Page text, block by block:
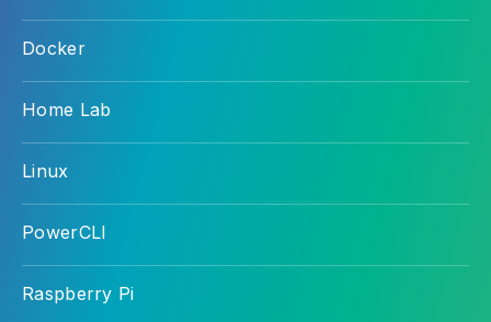
Docker
Home Lab
Linux
PowerCLI
Raspberry Pi